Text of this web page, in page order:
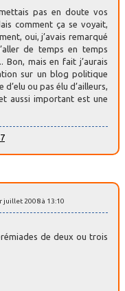
pas en doute vos
comment ça se voyait,
oui, j’avais remarqué
de temps en temps
Bon, mais en fait j’aurais
sur un blog politique
ou pas élu d’ailleurs,
aussi important est une
juillet 2008 à 13:10
de deux ou trois